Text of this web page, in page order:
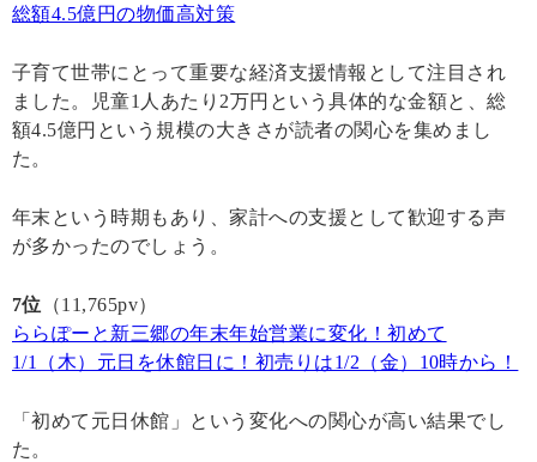
総額4.5億円の物価高対策
子育て世帯にとって重要な経済支援情報として注目され
ました。児童1人あたり2万円という具体的な金額と、総
額4.5億円という規模の大きさが読者の関心を集めまし
た。
年末という時期もあり、家計への支援として歓迎する声
が多かったのでしょう。
7位 （11,765pv）
ららぽーと新三郷の年末年始営業に変化！初めて
1/1（木）元日を休館日に！初売りは1/2（金）10時から！
「初めて元日休館」という変化への関心が高い結果でし
た。